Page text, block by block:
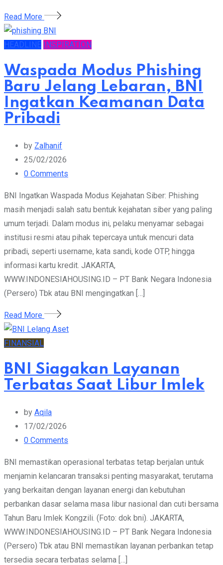
Read More
HEADLINE INSPIRATION
Waspada Modus Phishing
Baru Jelang Lebaran, BNI
Ingatkan Keamanan Data
Pribadi
by Zalhanif
25/02/2026
0 Comments
BNI Ingatkan Waspada Modus Kejahatan Siber: Phishing
masih menjadi salah satu bentuk kejahatan siber yang paling
umum terjadi. Dalam modus ini, pelaku menyamar sebagai
institusi resmi atau pihak tepercaya untuk mencuri data
pribadi, seperti username, kata sandi, kode OTP, hingga
informasi kartu kredit. JAKARTA,
WWW.INDONESIAHOUSING.ID – PT Bank Negara Indonesia
(Persero) Tbk atau BNI mengingatkan […]
Read More
FINANSIAL
BNI Siagakan Layanan
Terbatas Saat Libur Imlek
by Aqila
17/02/2026
0 Comments
BNI memastikan operasional terbatas tetap berjalan untuk
menjamin kelancaran transaksi penting masyarakat, terutama
yang berkaitan dengan layanan energi dan kebutuhan
perbankan dasar selama masa libur nasional dan cuti bersama
Tahun Baru Imlek Kongzili. (Foto: dok bni). JAKARTA,
WWW.INDONESIAHOUSING.ID – PT Bank Negara Indonesia
(Persero) Tbk atau BNI memastikan layanan perbankan tetap
tersedia secara terbatas selama […]